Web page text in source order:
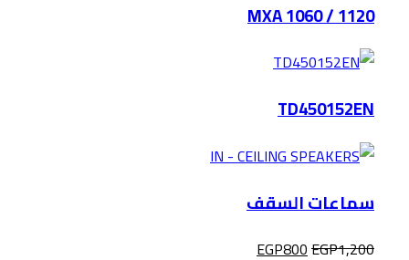
MXA 1060 / 1120
TD450152EN
سماعات السقف
EGP1,200
EGP800